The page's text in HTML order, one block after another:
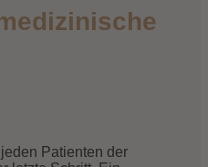
Patienten der